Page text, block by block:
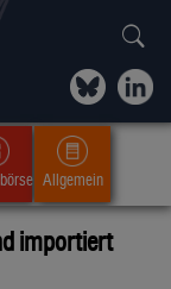
Allgemein
importiert